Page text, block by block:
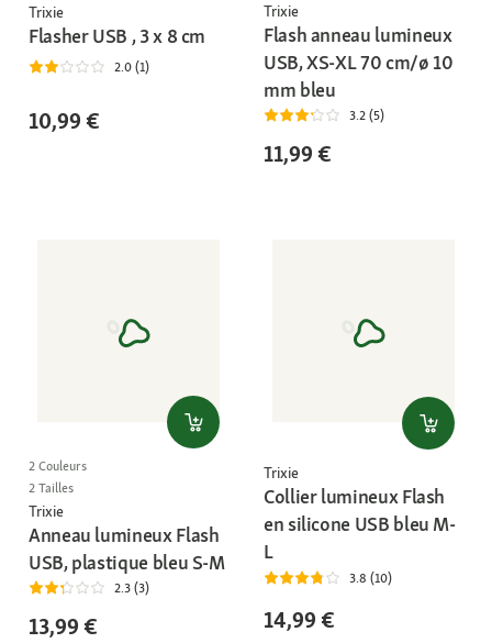
Trixie
Flasher USB , 3 x 8 cm
2.0 (1)
10,99 €
Trixie
Flash anneau lumineux
USB, XS-XL 70 cm/ø 10
mm bleu
3.2 (5)
11,99 €
2 Couleurs
2 Tailles
Trixie
Anneau lumineux Flash
USB, plastique bleu S-M
2.3 (3)
13,99 €
Trixie
Collier lumineux Flash
en silicone USB bleu M-
L
3.8 (10)
14,99 €